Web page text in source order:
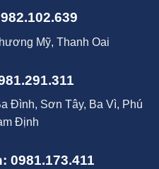
Mỹ, Thanh Oai
Đình, Sơn Tây, Ba Vì, Phú
Định
0981.173.411